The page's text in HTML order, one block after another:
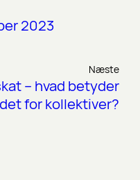
2023
Næste
– hvad betyder
det for kollektiver?